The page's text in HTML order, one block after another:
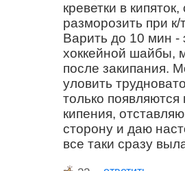
креветки в
разморозить при
Варить до 10 мин -
хоккейной шайбы,
после закипания.
уловить
только
кипения,
сторону и даю
все таки сразу